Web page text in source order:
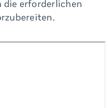
erforderlichen